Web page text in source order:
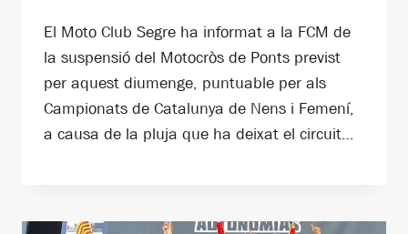
El Moto Club Segre ha informat a la FCM de
la suspensió del Motocròs de Ponts previst
per aquest diumenge, puntuable per als
Campionats de Catalunya de Nens i Femení,
a causa de la pluja que ha deixat el circuit…